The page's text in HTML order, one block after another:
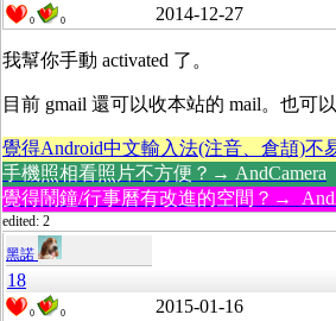
0 0 2014-12-27
我幫你手動 activated 了。
目前 gmail 還可以收本站的 mail。也可
覺得Android中文輸入法(注音、倉頡)不
手機照相看照片不方便？→ AndCamera
覺得鬧鐘/行事曆有改進的空間？→
edited: 2
黑諾
18
0 0 2015-01-16